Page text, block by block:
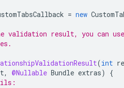
= new
validation result, you can
(int
, @Nullable Bundle extras)
{